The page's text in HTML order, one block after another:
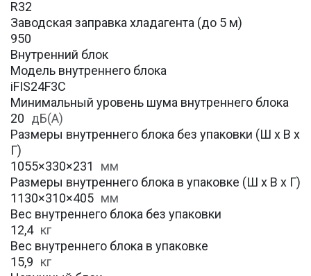
R32
Заводская заправка хладагента (до 5 м)
950
Внутренний блок
Модель внутреннего блока
iFIS24F3C
Минимальный уровень шума внутреннего блока
20 дБ(А)
Размеры внутреннего блока без упаковки (Ш х В х
Г)
1055×330×231
мм
Размеры внутреннего блока в упаковке (Ш х В х Г)
1130×310×405 мм
Вес внутреннего блока без упаковки
12,4 кг
Вес внутреннего блока в упаковке
15,9 кг